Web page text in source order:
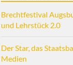
Brechtfestival
und Lehrstück 2.0
Der Star, das
Medien